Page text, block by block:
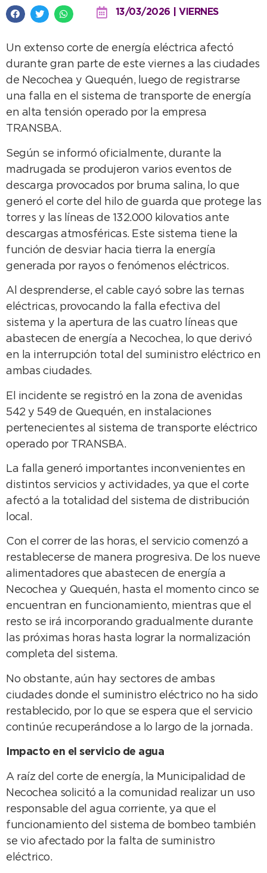
13/03/2026 | VIERNES
Un extenso corte de energía eléctrica afectó
durante gran parte de este viernes a las ciudades
de Necochea y Quequén, luego de registrarse
una falla en el sistema de transporte de energía
en alta tensión operado por la empresa
TRANSBA.
Según se informó oficialmente, durante la
madrugada se produjeron varios eventos de
descarga provocados por bruma salina, lo que
generó el corte del hilo de guarda que protege las
torres y las líneas de 132.000 kilovatios ante
descargas atmosféricas. Este sistema tiene la
función de desviar hacia tierra la energía
generada por rayos o fenómenos eléctricos.
Al desprenderse, el cable cayó sobre las ternas
eléctricas, provocando la falla efectiva del
sistema y la apertura de las cuatro líneas que
abastecen de energía a Necochea, lo que derivó
en la interrupción total del suministro eléctrico en
ambas ciudades.
El incidente se registró en la zona de avenidas
542 y 549 de Quequén, en instalaciones
pertenecientes al sistema de transporte eléctrico
operado por TRANSBA.
La falla generó importantes inconvenientes en
distintos servicios y actividades, ya que el corte
afectó a la totalidad del sistema de distribución
local.
Con el correr de las horas, el servicio comenzó a
restablecerse de manera progresiva. De los nueve
alimentadores que abastecen de energía a
Necochea y Quequén, hasta el momento cinco se
encuentran en funcionamiento, mientras que el
resto se irá incorporando gradualmente durante
las próximas horas hasta lograr la normalización
completa del sistema.
No obstante, aún hay sectores de ambas
ciudades donde el suministro eléctrico no ha sido
restablecido, por lo que se espera que el servicio
continúe recuperándose a lo largo de la jornada.
Impacto en el servicio de agua
A raíz del corte de energía, la Municipalidad de
Necochea solicitó a la comunidad realizar un uso
responsable del agua corriente, ya que el
funcionamiento del sistema de bombeo también
se vio afectado por la falta de suministro
eléctrico.